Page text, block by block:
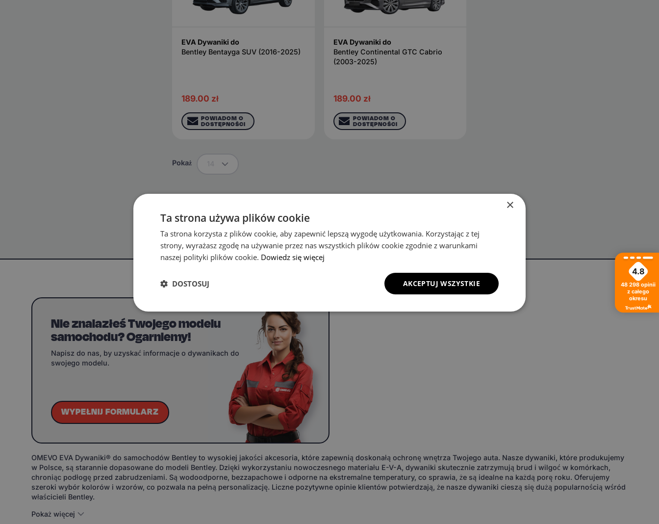
EVA Dywaniki do
Bentley Bentayga SUV (2016-2025)
189.00 zł
POWIADOM O
DOSTĘPNOŚCI
EVA Dywaniki do
Bentley Continental GTC Cabrio
(2003-2025)
189.00 zł
POWIADOM O
DOSTĘPNOŚCI
Pokaż
Continental GT Flying Spur
Nie znalazłeś Twojego modelu
samochodu? Ogarniemy!
Napisz do nas, by uzyskać informacje o dywanikach do
swojego modelu.
WYPEŁNIJ FORMULARZ
OMEVO EVA Dywaniki® do samochodów Bentley to wysokiej jakości akcesoria, które zapewnią doskonałą ochronę wnętrza Twojego auta. Nasze dywaniki, które produkujemy
w Polsce, są starannie dopasowane do modeli Bentley. Dzięki wykorzystaniu nowoczesnego materiału E-V-A, dywaniki skutecznie zatrzymują brud i wilgoć w komórkach,
chroniąc podłogę przed zabrudzeniami. Są wodoodporne, bezzapachowe i odporne na ekstremalne temperatury, co sprawia, że są idealne na każdą porę roku. Oferujemy
szeroki wybór kolorów i wzorów, co pozwala na pełną personalizację. Liczne pozytywne opinie klientów potwierdzają, że nasze dywaniki cieszą się dużą popularnością wśród
właścicieli Bentley.
Pokaż więcej
4.8
48 298 opinii
z całego
okresu
×
Ta strona używa plików cookie
Ta strona korzysta z plików cookie, aby zapewnić lepszą wygodę użytkowania. Korzystając z tej
strony, wyrażasz zgodę na używanie przez nas wszystkich plików cookie zgodnie z warunkami
naszej polityki plików cookie. Dowiedz się więcej
AKCEPTUJ WSZYSTKIE
DOSTOSUJ